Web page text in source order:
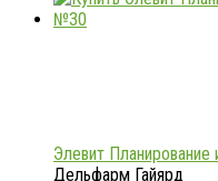
Элевит
Дельфарм Гайярд